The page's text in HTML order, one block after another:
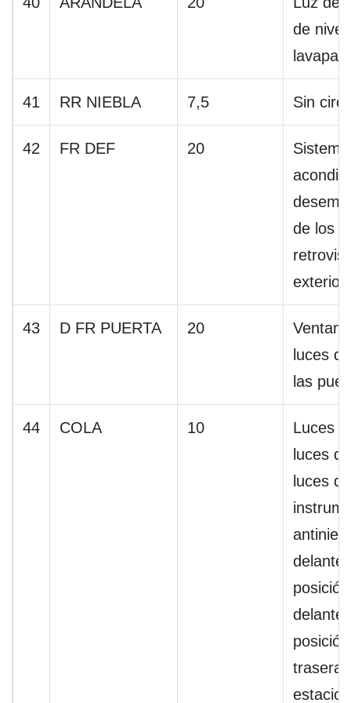
de
41 RR NIEBLA 7,5 Sin
42 FR DEF 20
de los
43 D FR PUERTA 20
luces
las
44 COLA 10
Luces
luces
luces